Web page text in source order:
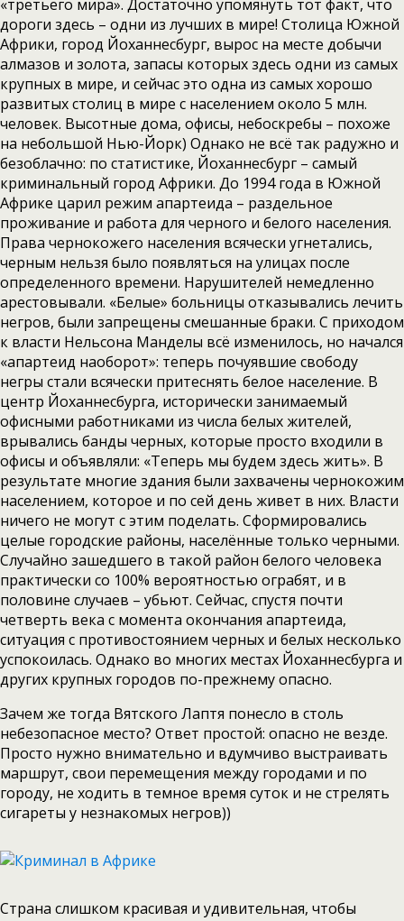
«третьего мира». Достаточно упомянуть тот факт, что
дороги здесь – одни из лучших в мире! Столица Южной
Африки, город Йоханнесбург, вырос на месте добычи
алмазов и золота, запасы которых здесь одни из самых
крупных в мире, и сейчас это одна из самых хорошо
развитых столиц в мире с населением около 5 млн.
человек. Высотные дома, офисы, небоскребы – похоже
на небольшой Нью-Йорк) Однако не всё так радужно и
безоблачно: по статистике, Йоханнесбург – самый
криминальный город Африки. До 1994 года в Южной
Африке царил режим апартеида – раздельное
проживание и работа для черного и белого населения.
Права чернокожего населения всячески угнетались,
черным нельзя было появляться на улицах после
определенного времени. Нарушителей немедленно
арестовывали. «Белые» больницы отказывались лечить
негров, были запрещены смешанные браки. С приходом
к власти Нельсона Манделы всё изменилось, но начался
«апартеид наоборот»: теперь почуявшие свободу
негры стали всячески притеснять белое население. В
центр Йоханнесбурга, исторически занимаемый
офисными работниками из числа белых жителей,
врывались банды черных, которые просто входили в
офисы и объявляли: «Теперь мы будем здесь жить». В
результате многие здания были захвачены чернокожим
населением, которое и по сей день живет в них. Власти
ничего не могут с этим поделать. Сформировались
целые городские районы, населённые только черными.
Случайно зашедшего в такой район белого человека
практически со 100% вероятностью ограбят, и в
половине случаев – убьют. Сейчас, спустя почти
четверть века с момента окончания апартеида,
ситуация с противостоянием черных и белых несколько
успокоилась. Однако во многих местах Йоханнесбурга и
других крупных городов по-прежнему опасно.
Зачем же тогда Вятского Лаптя понесло в столь
небезопасное место? Ответ простой: опасно не везде.
Просто нужно внимательно и вдумчиво выстраивать
маршрут, свои перемещения между городами и по
городу, не ходить в темное время суток и не стрелять
сигареты у незнакомых негров))
Страна слишком красивая и удивительная, чтобы